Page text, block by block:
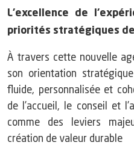
L’excellence de
priorités stratégiques de
À travers cette nouvelle
son orientation
fluide, personnalisée et
de l’accueil, le conseil et
comme des leviers
création de valeur durable